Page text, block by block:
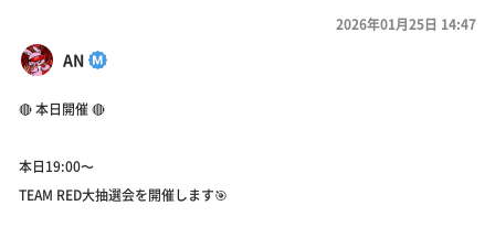
AN
2026年01月25日 14:47
🔴 本日開催 🔴
本日19:00〜
TEAM RED大抽選会を開催します🎯